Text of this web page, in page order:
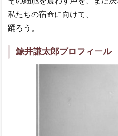
私たちの宿命に向けて、
踊ろう。
鯨井謙太郎プロフィール